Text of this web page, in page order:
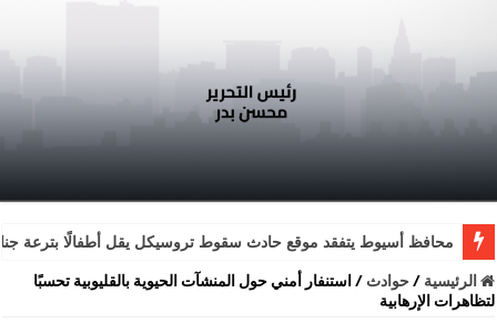
محافظ أسيوط يتفقد موقع حادث سقوط تروسيكل يقل أطفالًا بترعة
الرئيسية /حوادث /استنفار أمني حول المنشآت الحيوية بالقليوبية تحسبًا
لتظاهرات الإرهابية